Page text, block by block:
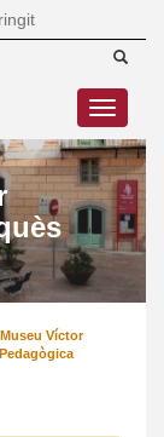
Toggle
Víctor